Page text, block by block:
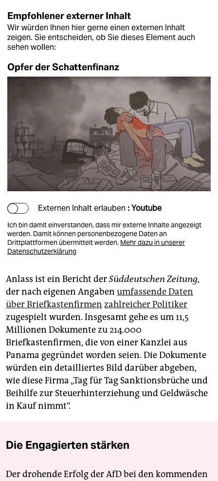
Empfohlener externer Inhalt
Wir würden Ihnen hier gerne einen externen Inhalt
zeigen. Sie entscheiden, ob Sie dieses Element auch
sehen wollen:
Opfer der Schattenfinanz
Externen Inhalt erlauben : Youtube
Ich bin damit einverstanden, dass mir externe Inhalte angezeigt
werden. Damit können personenbezogene Daten an
Drittplattformen übermittelt werden. Mehr dazu in unserer
Datenschutzerklärung
Anlass ist ein Bericht derSüddeutschen Zeitung,
der nach eigenen Angaben umfassende Daten
über Briefkastenfirmen zahlreicher Politiker
zugespielt wurden. Insgesamt gehe es um 11,5
Millionen Dokumente zu 214.000
Briefkastenfirmen, die von einer Kanzlei aus
Panama gegründet worden seien. Die Dokumente
würden ein detailliertes Bild darüber abgeben,
wie diese Firma „Tag für Tag Sanktionsbrüche und
Beihilfe zur Steuerhinterziehung und Geldwäsche
in Kauf nimmt“.
Die Engagierten stärken
Der drohende Erfolg der AfD bei den kommenden